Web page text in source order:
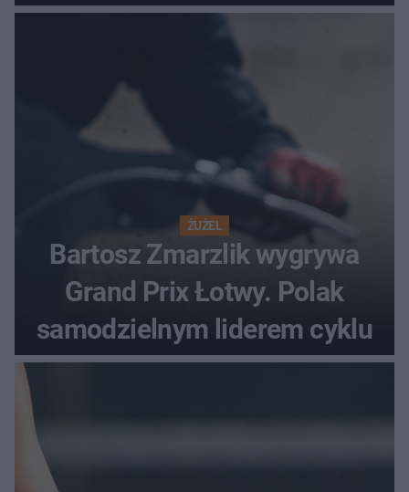
ŻUŻEL
Bartosz Zmarzlik wygrywa
Grand Prix Łotwy. Polak
samodzielnym liderem cyklu